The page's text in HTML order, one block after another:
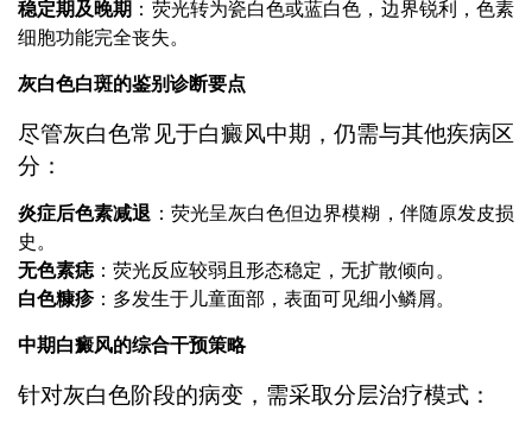
稳定期及晚期 ：荧光转为瓷白色或蓝白色，边界锐利，色素
细胞功能完全丧失。
灰白色白斑的鉴别诊断要点
尽管灰白色常见于白癜风中期，仍需与其他疾病区
分：
炎症后色素减退 ：荧光呈灰白色但边界模糊，伴随原发皮损
史。
无色素痣：荧光反应较弱且形态稳定，无扩散倾向。
白色糠疹：多发生于儿童面部，表面可见细小鳞屑。
中期白癜风的综合干预策略
针对灰白色阶段的病变，需采取分层治疗模式：